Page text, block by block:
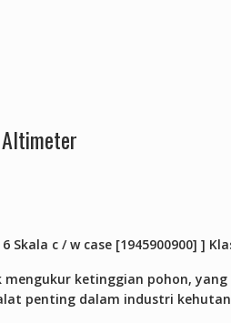
Skala c / w case [1945900900] ]
ketinggian pohon,
penting dalam industri